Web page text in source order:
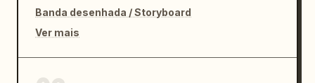
Banda desenhada / Storyboard
Ver mais